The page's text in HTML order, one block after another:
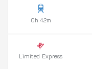
0h 42m
Limited Express